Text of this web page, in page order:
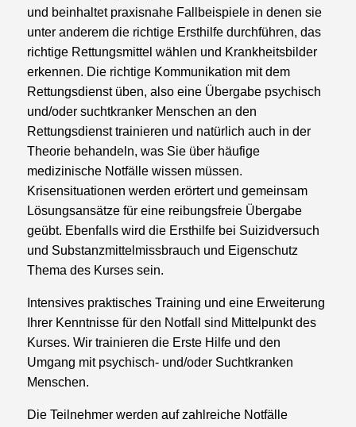
und beinhaltet praxisnahe Fallbeispiele in denen sie
unter anderem die richtige Ersthilfe durchführen, das
richtige Rettungsmittel wählen und Krankheitsbilder
erkennen. Die richtige Kommunikation mit dem
Rettungsdienst üben, also eine Übergabe psychisch
und/oder suchtkranker Menschen an den
Rettungsdienst trainieren und natürlich auch in der
Theorie behandeln, was Sie über häufige
medizinische Notfälle wissen müssen.
Krisensituationen werden erörtert und gemeinsam
Lösungsansätze für eine reibungsfreie Übergabe
geübt. Ebenfalls wird die Ersthilfe bei Suizidversuch
und Substanzmittelmissbrauch und Eigenschutz
Thema des Kurses sein.
Intensives praktisches Training und eine Erweiterung
Ihrer Kenntnisse für den Notfall sind Mittelpunkt des
Kurses. Wir trainieren die Erste Hilfe und den
Umgang mit psychisch- und/oder Suchtkranken
Menschen.
Die Teilnehmer werden auf zahlreiche Notfälle